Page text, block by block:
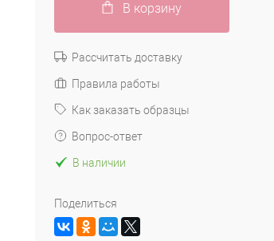
В корзину
Рассчитать доставку
Правила работы
Как заказать образцы
Вопрос-ответ
В наличии
Поделиться